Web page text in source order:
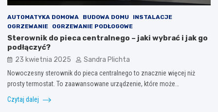
AUTOMATYKA DOMOWA BUDOWA DOMU
INSTALACJE
OGRZEWANIE
OGRZEWANIE PODŁOGOWE
Sterownik do pieca centralnego – jaki wybrać i jak go
podłączyć?
23 kwietnia 2025 Sandra Plichta
Nowoczesny sterownik do pieca centralnego to znacznie więcej niż
prosty termostat. To zaawansowane urządzenie, które może…
Czytaj dalej